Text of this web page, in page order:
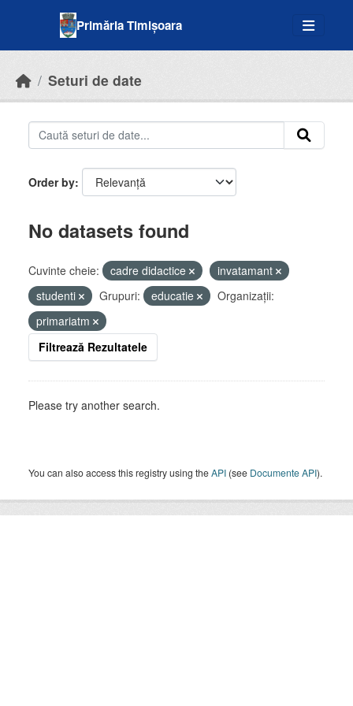
Primăria Timișoara
Seturi de date
Order by
No datasets found
Cuvinte cheie: cadre didactice
invatamant
studenti
Grupuri: educatie
Organizații:
primariatm
Filtrează Rezultatele
Please try another search.
You can also access this registry using theAPI (see Documente API).